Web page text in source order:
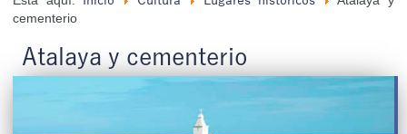
cementerio
Atalaya y cementerio